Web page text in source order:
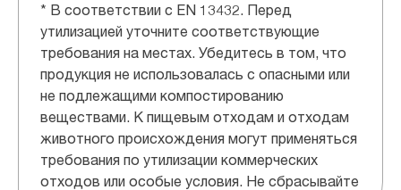
* В соответствии с EN 13432. Перед
утилизацией уточните соответствующие
требования на местах. Убедитесь в том, что
продукция не использовалась с опасными или
не подлежащими компостированию
веществами. К пищевым отходам и отходам
животного происхождения могут применяться
требования по утилизации коммерческих
отходов или особые условия. Не сбрасывайте